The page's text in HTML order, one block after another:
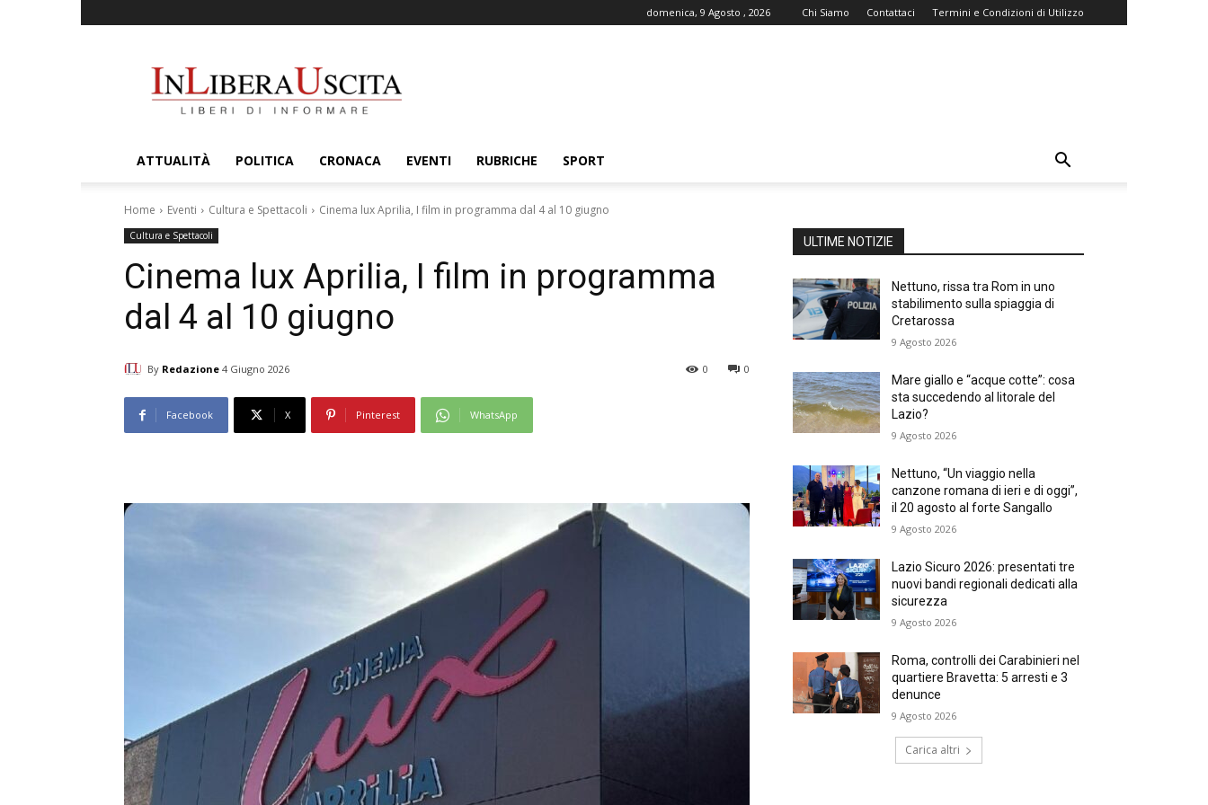
domenica, 9 Agosto , 2026 Chi Siamo Contattaci Termini e Condizioni di Utilizzo
ATTUALITÀ POLITICA CRONACA EVENTI RUBRICHE SPORT
Home Eventi Cultura e Spettacoli Cinema lux Aprilia, I film in programma dal 4 al 10 giugno
Cultura e Spettacoli
Cinema lux Aprilia, I film in programma
dal 4 al 10 giugno
By Redazione 4 Giugno 2026 0
0
Facebook X Pinterest WhatsApp
ULTIME NOTIZIE
Nettuno, rissa tra Rom in uno
stabilimento sulla spiaggia di
Cretarossa
9 Agosto 2026
Mare giallo e “acque cotte”: cosa
sta succedendo al litorale del
Lazio?
9 Agosto 2026
Nettuno, “Un viaggio nella
canzone romana di ieri e di oggi”,
il 20 agosto al forte Sangallo
9 Agosto 2026
Lazio Sicuro 2026: presentati tre
nuovi bandi regionali dedicati alla
sicurezza
9 Agosto 2026
Roma, controlli dei Carabinieri nel
quartiere Bravetta: 5 arresti e 3
denunce
9 Agosto 2026
Carica altri